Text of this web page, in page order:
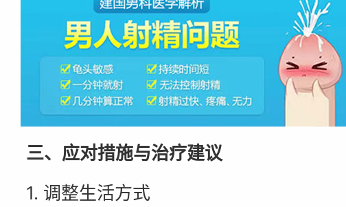
三、应对措施与治疗建议
1. 调整生活方式